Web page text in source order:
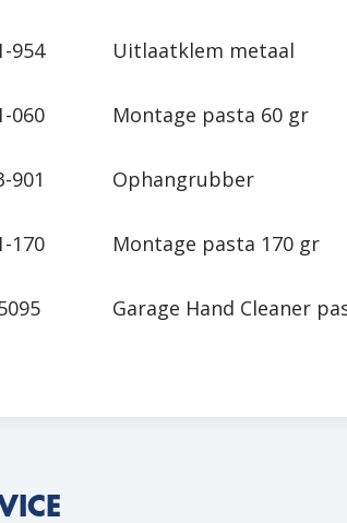
954 Uitlaatklem metaal
060 Montage pasta 60 gr
901 Ophangrubber
170 Montage pasta 170 gr
Garage Hand Cleaner